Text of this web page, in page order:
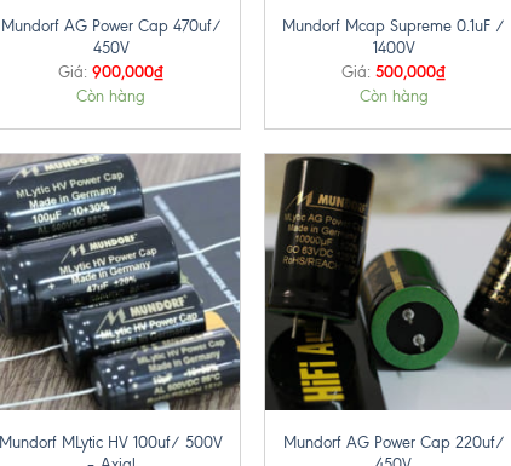
Mundorf AG Power Cap 470uf/
450V
Giá: 900,000₫
Còn hàng
Mundorf Mcap Supreme 0.1uF /
1400V
Giá: 500,000₫
Còn hàng
+
Mundorf MLytic HV 100uf/ 500V
Mundorf AG Power Cap 220uf/